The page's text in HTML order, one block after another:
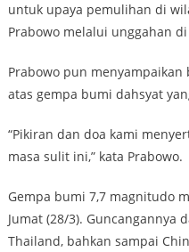
untuk upaya pemulihan di
Prabowo melalui unggahan
Prabowo pun
atas gempa bumi dahsyat
“Pikiran dan doa kami
masa sulit ini,” kata Prabowo.
Gempa bumi 7,7 magnitudo
Jumat (28/3). Guncangannya
Thailand, bahkan sampai